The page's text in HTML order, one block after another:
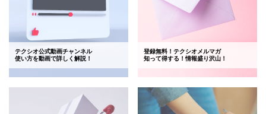
テクシオ公式動画チャンネル
使い方を動画で詳しく解説！
登録無料！テクシオメルマガ
知って得する！情報盛り沢山！